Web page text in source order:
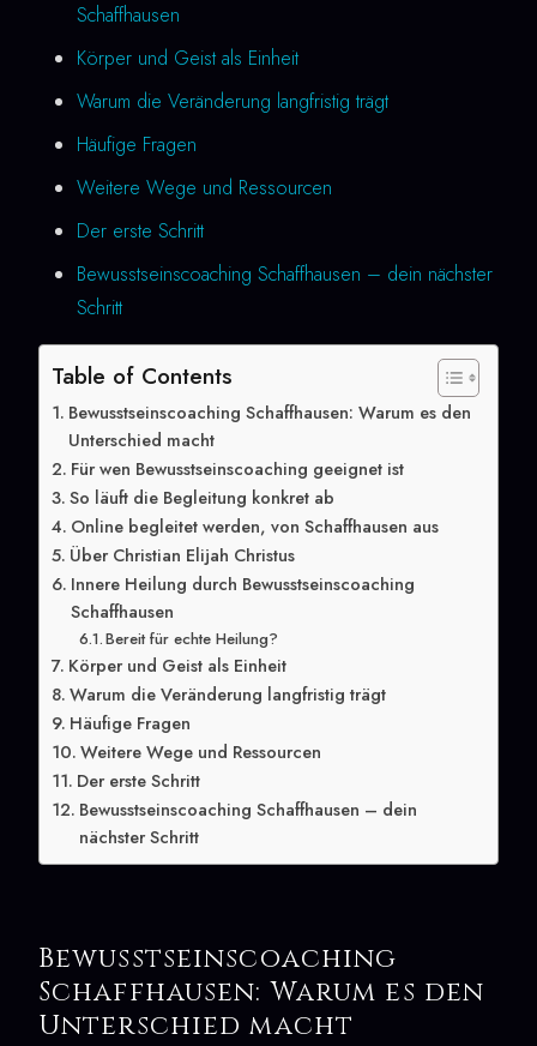
Schaffhausen
Körper und Geist als Einheit
Warum die Veränderung langfristig trägt
Häufige Fragen
Weitere Wege und Ressourcen
Der erste Schritt
Bewusstseinscoaching Schaffhausen – dein nächster
Schritt
Table of Contents
Bewusstseinscoaching Schaffhausen: Warum es den
Unterschied macht
Für wen Bewusstseinscoaching geeignet ist
So läuft die Begleitung konkret ab
Online begleitet werden, von Schaffhausen aus
Über Christian Elijah Christus
Innere Heilung durch Bewusstseinscoaching
Schaffhausen
Bereit für echte Heilung?
Körper und Geist als Einheit
Warum die Veränderung langfristig trägt
Häufige Fragen
Weitere Wege und Ressourcen
Der erste Schritt
Bewusstseinscoaching Schaffhausen – dein
nächster Schritt
Bewusstseinscoaching
Schaffhausen: Warum es den
Unterschied macht